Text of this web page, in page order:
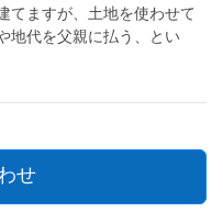
てますが、土地を使わせて
地代を父親に払う、とい
せ